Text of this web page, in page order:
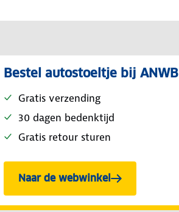
Bestel autostoeltje bij ANWB
Gratis verzending
30 dagen bedenktijd
Gratis retour sturen
Naar de webwinkel